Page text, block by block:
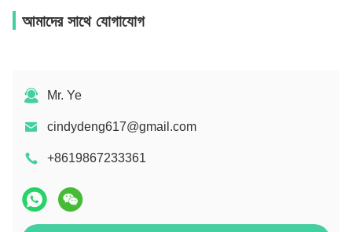
আমাদের সাথে যোগাযোগ
Mr. Ye
cindydeng617@gmail.com
+8619867233361